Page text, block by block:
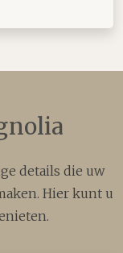
details die uw
Hier kunt u